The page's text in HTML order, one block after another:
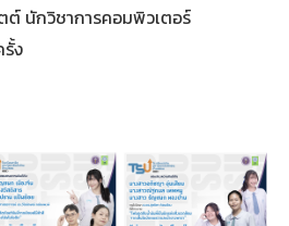
นักวิชาการคอมพิวเตอร์
รั้ง